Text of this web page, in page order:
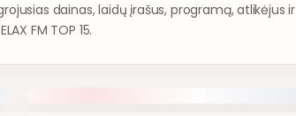
dainas, laidų įrašus, programą, atlikėjus ir
FM TOP 15.